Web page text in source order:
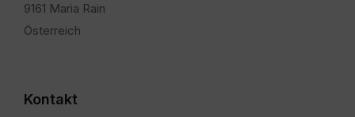
9161 Maria Rain
Österreich
Kontakt